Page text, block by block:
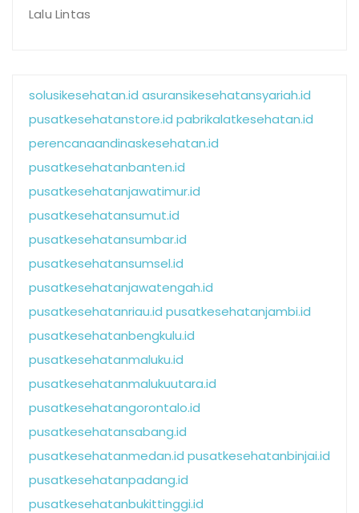
Lalu Lintas
solusikesehatan.id asuransikesehatansyariah.id
pusatkesehatanstore.id pabrikalatkesehatan.id
perencanaandinaskesehatan.id
pusatkesehatanbanten.id
pusatkesehatanjawatimur.id
pusatkesehatansumut.id
pusatkesehatansumbar.id
pusatkesehatansumsel.id
pusatkesehatanjawatengah.id
pusatkesehatanriau.id pusatkesehatanjambi.id
pusatkesehatanbengkulu.id
pusatkesehatanmaluku.id
pusatkesehatanmalukuutara.id
pusatkesehatangorontalo.id
pusatkesehatansabang.id
pusatkesehatanmedan.id pusatkesehatanbinjai.id
pusatkesehatanpadang.id
pusatkesehatanbukittinggi.id